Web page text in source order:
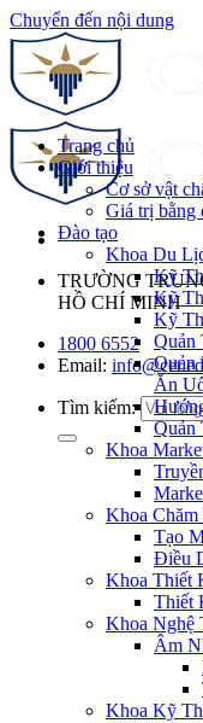
Chuyển đến nội dung
TRƯỜNG
HỒ CHÍ MINH
1800 6552
Email:
Tìm kiếm:
Trang chủ
Giới thiệu
Cơ sở vật
Giá trị bằng
Đào tạo
Khoa Du
Kỹ
Kỹ
Kỹ
Quản
Quản
Ăn
Quản
Khoa
Khoa
Tạo
Điều
Khoa Thiết
Thiết
Khoa Nghệ
Âm
Khoa Kỹ